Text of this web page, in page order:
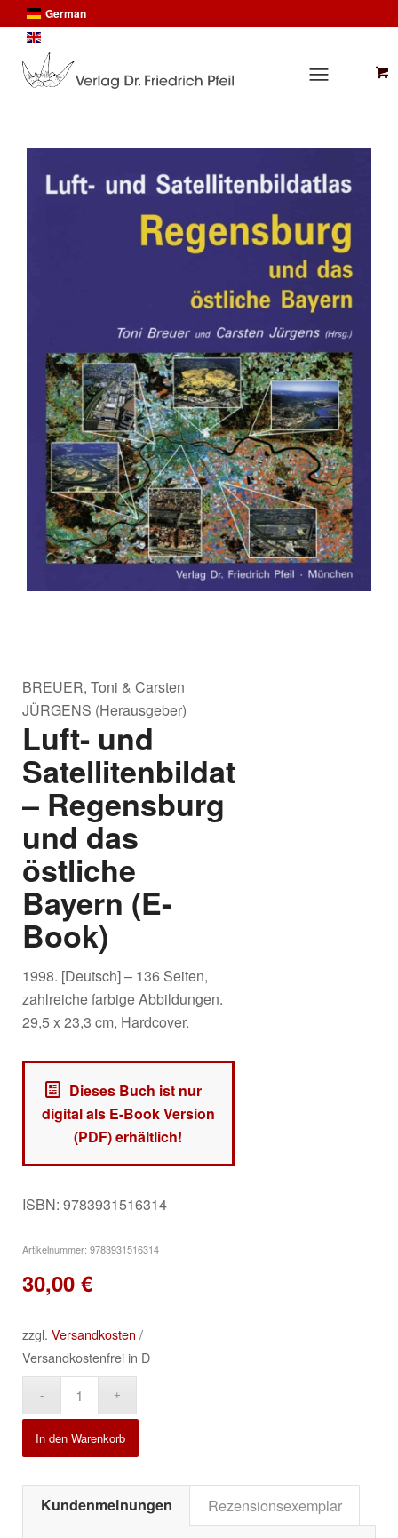
German
BREUER, Toni & Carsten
JÜRGENS (Herausgeber)
Luft- und
Satellitenbildatlas
– Regensburg
und das
östliche
Bayern (E-
Book)
1998. [Deutsch] – 136 Seiten,
zahlreiche farbige Abbildungen.
29,5 x 23,3 cm, Hardcover.
Dieses Buch ist nur
digital als E-Book Version
(PDF) erhältlich!
ISBN: 9783931516314
Artikelnummer: 9783931516314
30,00 €
zzgl. Versandkosten /
Versandkostenfrei in D
In den Warenkorb
Kundenmeinungen Rezensionsexemplar